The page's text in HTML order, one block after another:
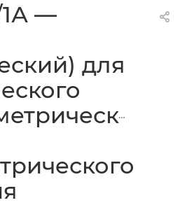
1А —
для